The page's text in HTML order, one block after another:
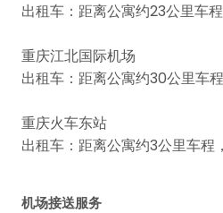
出租车：距离公寓约23公里车
重庆江北国际机场
出租车：距离公寓约30公里车
重庆火车东站
出租车：距离公寓约3公里车程
机场接送服务